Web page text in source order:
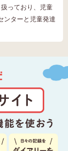
っており、児童
ンターと児童発達